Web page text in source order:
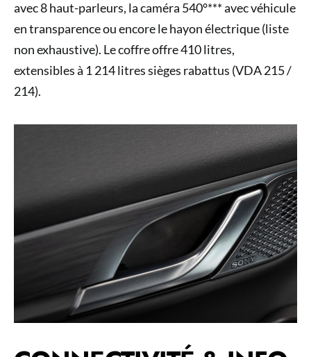
avec 8 haut-parleurs, la caméra 540°*** avec véhicule
en transparence ou encore le hayon électrique (liste
non exhaustive). Le coffre offre 410 litres,
extensibles à 1 214 litres sièges rabattus (VDA 215 /
214).